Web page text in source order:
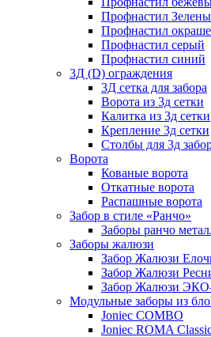
Профнастил
Профнастил
Профнастил серый
Профнастил синий
3Д (D) ограждения
3Д сетка для забора
Ворота из 3д сетки
Калитка из 3д сетки
Крепление 3д сетки
Столбы для 3д
Ворота
Кованые ворота
Откатные ворота
Распашные ворота
Забор в стиле «Ранчо»
Заборы ранчо
Заборы жалюзи
Забор Жалюзи
Забор Жалюзи
Забор Жалюзи
Модульные заборы из
Joniec COMBO
Joniec ROMA